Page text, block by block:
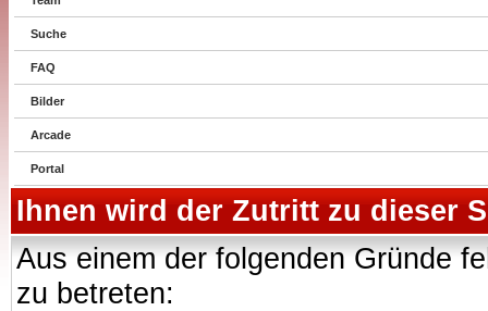
Suche
FAQ
Bilder
Arcade
Portal
Ihnen wird der Zutritt zu dieser
Aus einem der folgenden Gründe
zu betreten: